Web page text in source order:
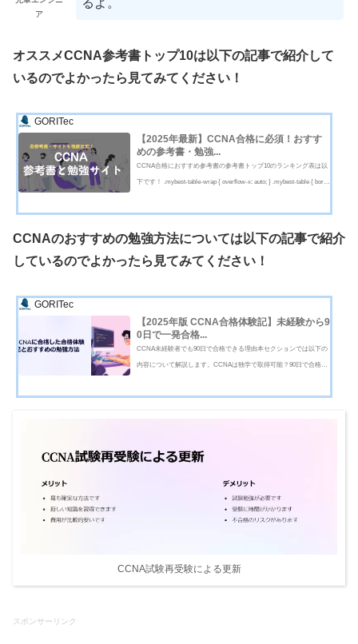
ア
オススメCCNA参考書トップ10は以下の記事で紹介して
いるのでよかったら見てみてください！
GORITec
【2025年最新】CCNA合格に必須！おすす
めの参考書・勉強...
CCNA合格におすすめ参考書の参考書トップ10のランキング表は以
下です！ .mybest-table-wrap { overflow-x: auto; } .mybest-table { borde
serif; } .mybest-table t...
CCNAのおすすめの勉強方法については以下の記事で紹介
しているのでよかったら見てみてください！
GORITec
【2025年版 CCNA合格体験記】未経験から9
0日で一発合格...
CCNA未経験者でも90日で合格できる理由本セクションでは以下の
内容について解説します。CCNAは独学で取得可能？90日で合格で
でも独学で取得可能です。ただし、計画的な学習と実践的な演習が
CCNA試験再受験による更新
スポンサーリンク